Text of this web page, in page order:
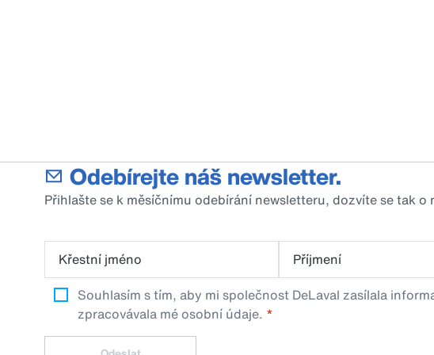
Odebírejte náš newsletter.
Přihlašte se k měsíčnímu odebírání newsletteru, dozvíte se tak
Křestní jméno Příjmení
Souhlasím s tím, aby mi společnost DeLaval zasílala
zpracovávala mé osobní údaje.